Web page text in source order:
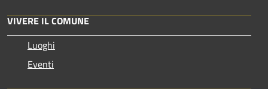
VIVERE IL COMUNE
Luoghi
Eventi